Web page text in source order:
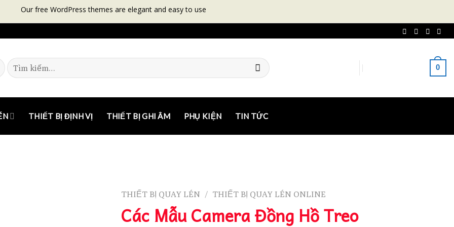
0
THIẾT BỊ ĐỊNH VỊ THIẾT BỊ GHI ÂM PHỤ KIỆN TIN TỨC
THIẾT BỊ QUAY LÉN / THIẾT BỊ QUAY LÉN ONLINE
Các Mẫu Camera Đồng Hồ Treo
Our free WordPress themes are elegant and easy to use